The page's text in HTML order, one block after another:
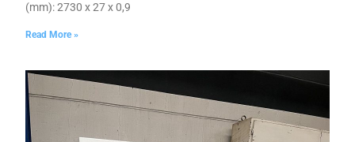
(mm): 2730 x 27 x 0,9
Read More »